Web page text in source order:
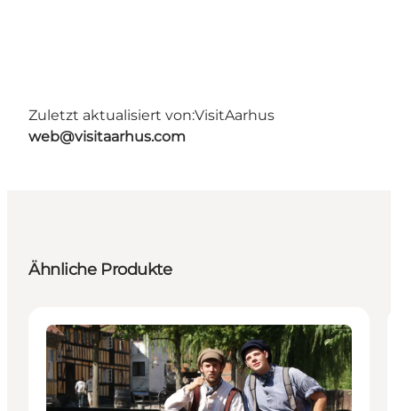
Zuletzt aktualisiert von:VisitAarhus
web@visitaarhus.com
Ähnliche Produkte
Attraktionen